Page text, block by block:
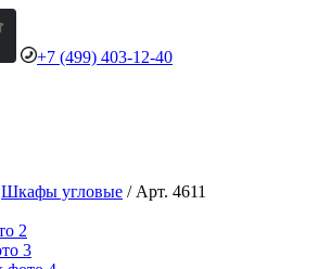
+7 (499) 403-12-40
Шкафы угловые / Арт. 4611